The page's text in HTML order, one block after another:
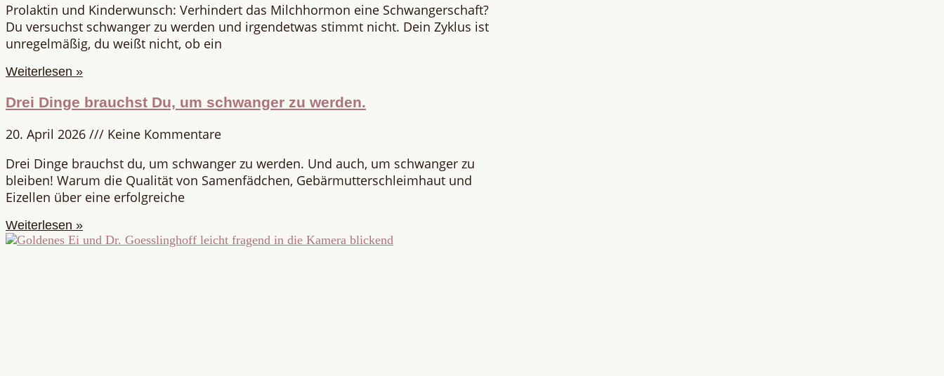
Prolaktin und Kinderwunsch: Verhindert das Milchhormon eine Schwangerschaft?
Du versuchst schwanger zu werden und irgendetwas stimmt nicht. Dein Zyklus ist
unregelmäßig, du weißt nicht, ob ein
Weiterlesen »
Drei Dinge brauchst Du, um schwanger zu werden.
20. April 2026
Keine Kommentare
Drei Dinge brauchst du, um schwanger zu werden. Und auch, um schwanger zu
bleiben! Warum die Qualität von Samenfädchen, Gebärmutterschleimhaut und
Eizellen über eine erfolgreiche
Weiterlesen »